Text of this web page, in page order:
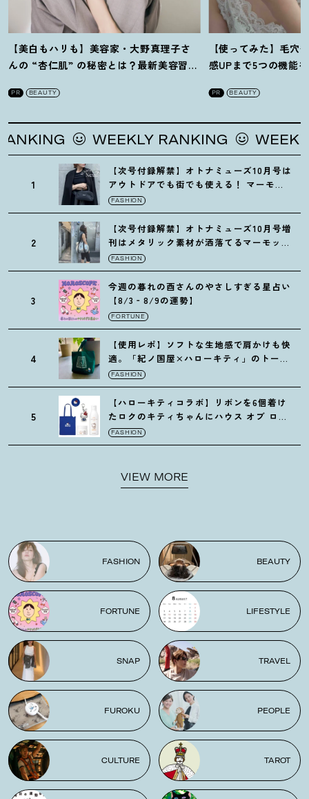
【美白もハリも】美容家・大野真理子さ
んの “杏仁肌” の秘密とは ？ 最新美容習慣
PR BEAUTY
【使ってみた】毛穴
感UPまで5つの機能
PR BEAUTY
WEEKLY RANKING WEEKLY
1
【次号付録解禁】オトナミューズ10月号は
アウトドアでも街でも使える ！ マーモッ
トの黒ショルダー
FASHION
2
【次号付録解禁】オトナミューズ10月号増
刊はメタリック素材が洒落てるマーモット
の保冷バッグ
FASHION
3
今週の暮れの酉さんのやさしすぎる星占い
【8/3‐8/9の運勢】
FORTUNE
4
【使用レポ】ソフトな生地感で肩かけも快
適。「紀ノ国屋×ハローキティ」のトート
がガシガシ使えて最高です
FASHION
5
【ハローキティコラボ】リボンを6個着け
たロクのキティちゃんにハウス オブ ロー
ゼの限定パケも
FASHION
VIEW MORE
FASHION BEAUTY
FORTUNE LIFESTYLE
SNAP TRAVEL
FUROKU PEOPLE
CULTURE TAROT